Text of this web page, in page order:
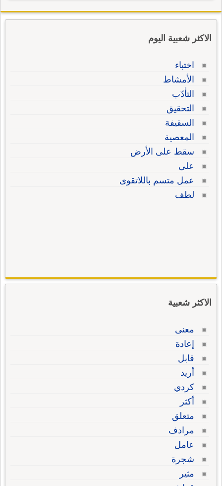
الاكثر شعبية اليوم
اختباء
الأمشاط
التأدّب
التحقيق
السقيفة
المعصية
سقط على الأرض
على
عمل متسم باللاتقوى
لطف
الاكثر شعبية
معنى
إعادة
قابل
أريد
كردي
أكثر
متعلق
مرادف
عامل
شجرة
مثير